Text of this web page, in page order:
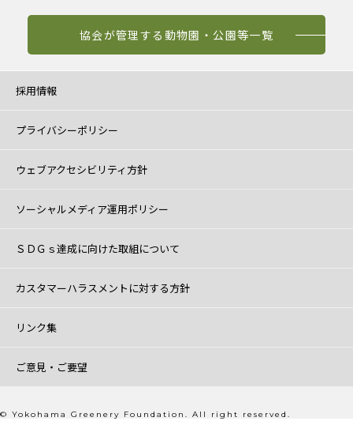
協会が管理する動物園・公園等一覧
採用情報
プライバシーポリシー
ウェブアクセシビリティ方針
ソーシャルメディア運用ポリシー
ＳＤＧｓ達成に向けた取組について
カスタマーハラスメントに対する方針
リンク集
ご意見・ご要望
© Yokohama Greenery Foundation. All right reserved.